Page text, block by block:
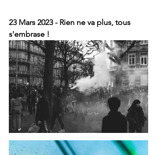
23 Mars 2023 - Rien ne va plus, tous
s'embrase !